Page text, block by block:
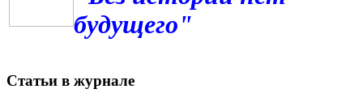
будущего"
Статьи в журнале